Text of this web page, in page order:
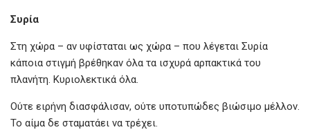
Συρία
Στη χώρα – αν υφίσταται ως χώρα – που λέγεται Συρία
κάποια στιγμή βρέθηκαν όλα τα ισχυρά αρπακτικά του
πλανήτη. Κυριολεκτικά όλα.
Ούτε ειρήνη διασφάλισαν, ούτε υποτυπώδες βιώσιμο μέλλον.
Το αίμα δε σταματάει να τρέχει.